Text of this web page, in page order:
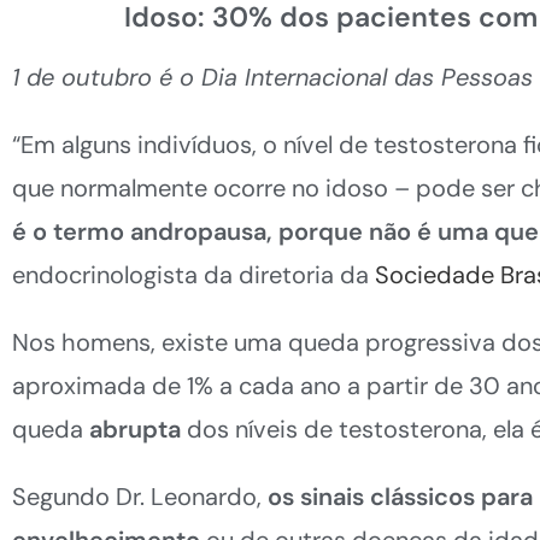
Idoso: 30% dos pacientes
1 de outubro é o Dia Internacional das
“Em alguns indivíduos, o nível de testosterona
que normalmente ocorre no idoso – pode ser
é o termo andropausa, porque não é uma
endocrinologista da diretoria da Sociedade
Nos homens, existe uma queda progressiva
aproximada de 1% a cada ano a partir de 30
queda abrupta dos níveis de testosterona, ela
Segundo Dr. Leonardo, os sinais clássicos